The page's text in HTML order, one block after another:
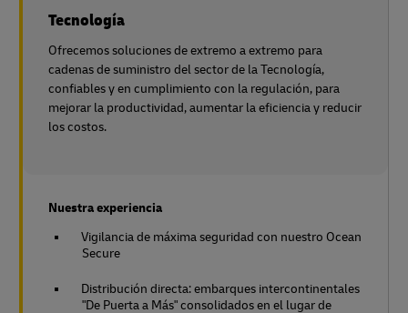
Tecnología
Ofrecemos soluciones de extremo a extremo para
cadenas de suministro del sector de la Tecnología,
confiables y en cumplimiento con la regulación, para
mejorar la productividad, aumentar la eficiencia y reducir
los costos.
Nuestra experiencia
Vigilancia de máxima seguridad con nuestro Ocean
Secure
Distribución directa: embarques intercontinentales
"De Puerta a Más" consolidados en el lugar de